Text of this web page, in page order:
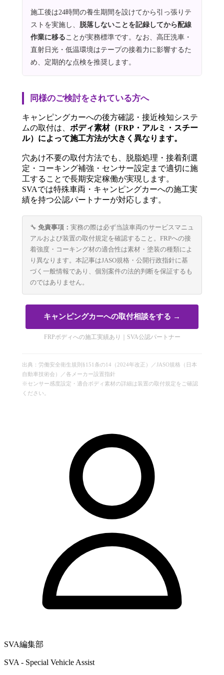
施工後は24時間の養生期間を設けてから引っ張りテ
ストを実施し、 脱落しないことを記録してから配線
作業に移ることが実務標準です。なお、高圧洗車・
直射日光・低温環境はテープの接着力に影響するた
め、定期的な点検を推奨します。
同様のご検討をされている方へ
キャンピングカーへの後方確認・接近検知システ
ムの取付は、 ボディ素材（FRP・アルミ・スチー
ル）によって施工方法が大きく異なります。
穴あけ不要の取付方法でも、脱脂処理・接着剤選
定・コーキング補強・センサー設定まで適切に施
工することで長期安定稼働が実現します。
SVAでは特殊車両・キャンピングカーへの施工実
績を持つ公認パートナーが対応します。
🔧 免責事項： 実務の際は必ず当該車両のサービスマニュ
アルおよび装置の取付規定を確認すること。FRPへの接
着強度・コーキング材の適合性は素材・塗装の種類によ
り異なります。本記事はJASO規格・公開行政指針に基
づく一般情報であり、個別案件の法的判断を保証するも
のではありません。
キャンピングカーへの取付相談をする →
FRPボディへの施工実績あり｜SVA公認パートナー
出典：労働安全衛生規則§151条の14（2024年改正）／JASO規格（日本
自動車技術会）／各メーカー設置指針
※センサー感度設定・適合ボディ素材の詳細は装置の取付規定をご確認
ください。
SVA編集部
SVA - Special Vehicle Assist